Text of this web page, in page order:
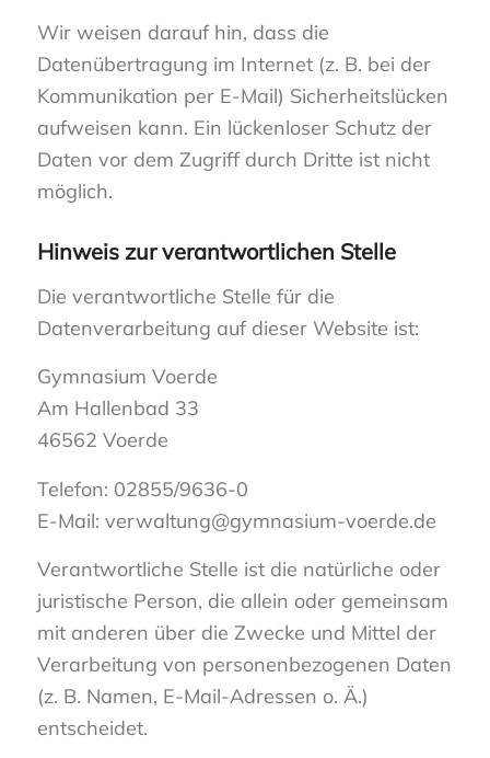
Wir weisen darauf hin, dass die
Datenübertragung im Internet (z. B. bei der
Kommunikation per E-Mail) Sicherheitslücken
aufweisen kann. Ein lückenloser Schutz der
Daten vor dem Zugriff durch Dritte ist nicht
möglich.
Hinweis zur verantwortlichen Stelle
Die verantwortliche Stelle für die
Datenverarbeitung auf dieser Website ist:
Gymnasium Voerde
Am Hallenbad 33
46562 Voerde
Telefon: 02855/9636-0
E-Mail: verwaltung@gymnasium-voerde.de
Verantwortliche Stelle ist die natürliche oder
juristische Person, die allein oder gemeinsam
mit anderen über die Zwecke und Mittel der
Verarbeitung von personenbezogenen Daten
(z. B. Namen, E-Mail-Adressen o. Ä.)
entscheidet.